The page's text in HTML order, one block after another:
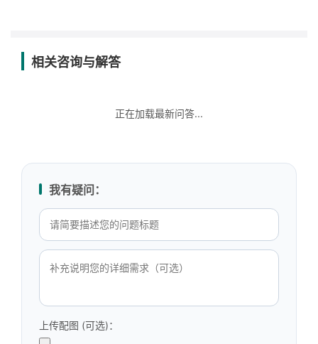
相关咨询与解答
正在加载最新问答...
我有疑问：
上传配图 (可选)：